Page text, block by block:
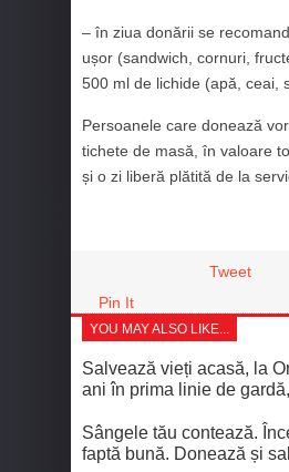
– în ziua donării se
ușor (sandwich, cornuri,
500 ml de lichide (apă, ceai,
Persoanele care donează
tichete de masă, în valoare
și o zi liberă plătită de la
Tweet
Pin It
YOU MAY ALSO LIKE...
Salvează vieți acasă, la
ani în prima linie de
Sângele tău contează.
faptă bună. Donează și